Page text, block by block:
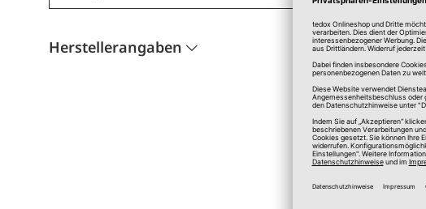
Herstellerangaben